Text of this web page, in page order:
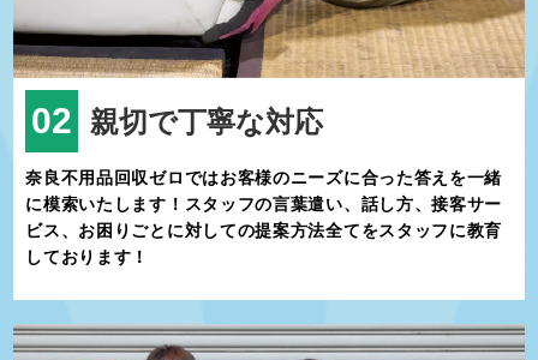
野迫川村は、豊かな自然、歴史、そして温かい人々が調和する特別
な場所です。都会の喧騒から離れてリフレッシュしたい方、自然と
触れ合いたい方にとって、訪れる価値のある魅力的な村です。ぜひ
い。その素晴らしさは、きっと心に残る思い出となるでしょう。
02 親切で丁寧な対応
奈良不用品回収ゼロではお客様のニーズに合った答えを一緒
に模索いたします！スタッフの言葉遣い、話し方、接客サー
ビス、お困りごとに対しての提案方法全てをスタッフに教育
しております！